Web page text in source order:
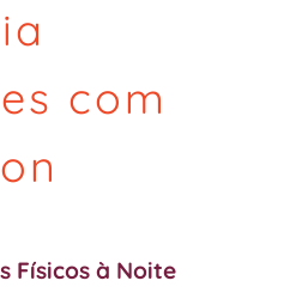
com
Físicos à Noite